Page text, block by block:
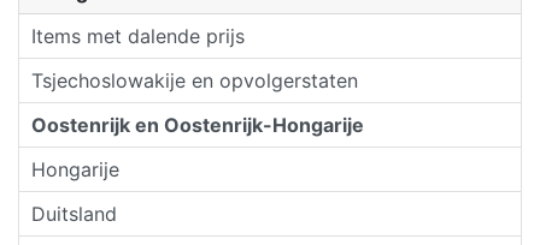
Items met dalende prijs
Tsjechoslowakije en opvolgerstaten
Oostenrijk en Oostenrijk-Hongarije
Hongarije
Duitsland